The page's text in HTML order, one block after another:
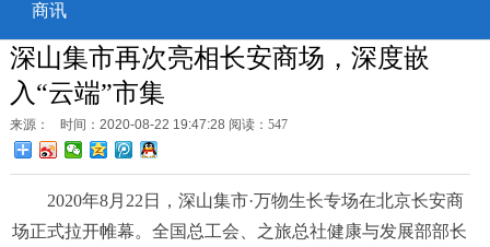
商讯
深山集市再次亮相长安商场，深度嵌
入“云端”市集
来源： 时间：2020-08-22 19:47:28 阅读：547
2020年8月22日，深山集市·万物生长专场在北京长安商
场正式拉开帷幕。全国总工会、之旅总社健康与发展部部长